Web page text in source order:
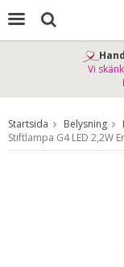
Vi
Startsida Belysning
Stiftlampa G4 LED 2,2W